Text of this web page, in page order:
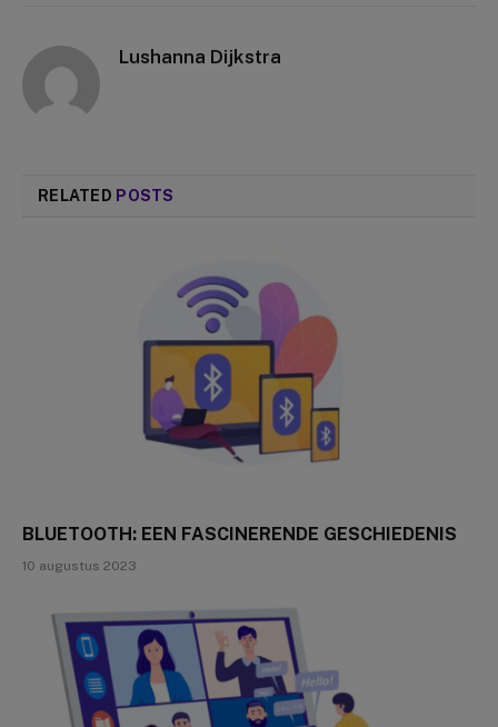
Lushanna Dijkstra
RELATED POSTS
BLUETOOTH: EEN FASCINERENDE GESCHIEDENIS
10 augustus 2023